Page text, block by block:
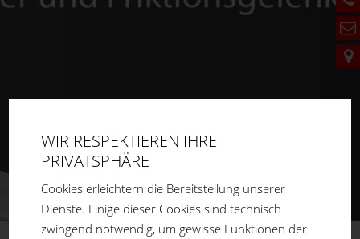
WIR RESPEKTIEREN IHRE
PRIVATSPHÄRE
Cookies erleichtern die Bereitstellung unserer
Dienste. Einige dieser Cookies sind technisch
zwingend notwendig, um gewisse Funktionen der